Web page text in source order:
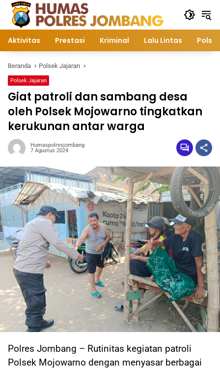
Langsung
konten
Aktivitas Prestasi Kriminal Lalu Lintas
Beranda Polsek Jajaran
Polsek Jajaran
Giat patroli dan sambang desa
oleh Polsek Mojowarno tingkatkan
kerukunan antar warga
Humaspolresjombang
7 Agustus 2024
Polres Jombang – Rutinitas kegiatan patroli
Polsek Mojowarno dengan menyasar berbagai